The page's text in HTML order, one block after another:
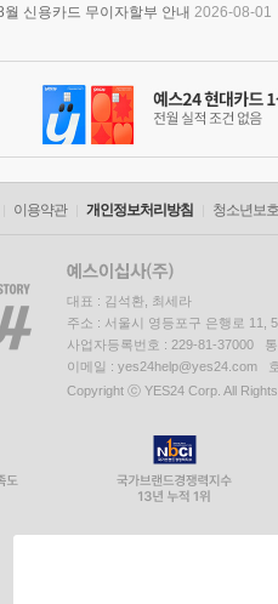
월 신용카드 무이자할부 안내 2026-08-01
이용약관 개인정보처리방침 청소년보
대표 : 김석환, 최세라
주소 : 서울시 영등포구 은행로 11,
사업자등록번호 : 229-81-37000
이메일 : yes24help@yes24.com
Copyright ⓒ YES24 Corp. All